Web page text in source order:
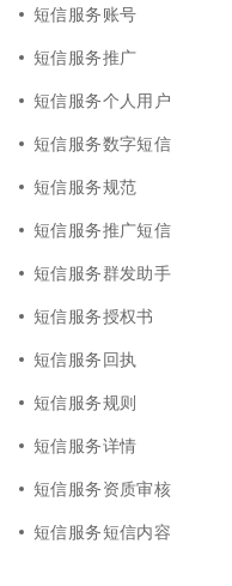
短信服务账号
短信服务推广
短信服务个人用户
短信服务数字短信
短信服务规范
短信服务推广短信
短信服务群发助手
短信服务授权书
短信服务回执
短信服务规则
短信服务详情
短信服务资质审核
短信服务短信内容